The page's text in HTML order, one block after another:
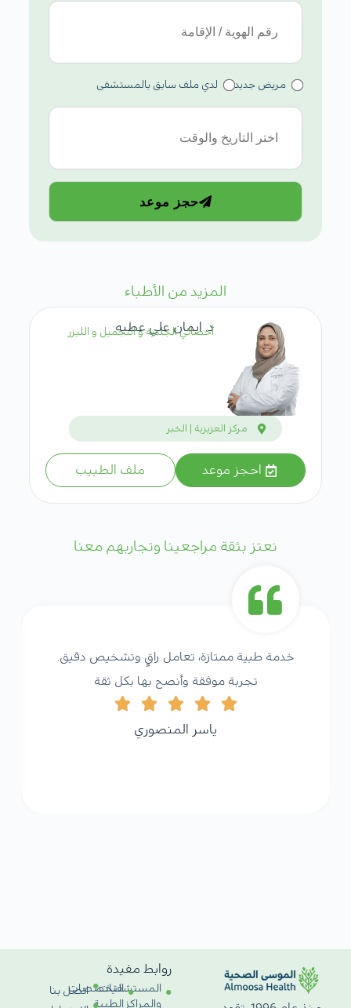
مريض جديد لدي ملف سابق بالمستشفى
حجز موعد
المزيد من الأطباء
د. ايمان علي عطيه
أخصائي الجلدية و التجميل و الليزر
مركز العزيزية | الخبر
احجز موعد ملف الطبيب
نعتز بثقة مراجعينا وتجاربهم معنا
خدمة طبية ممتازة، تعامل راقٍ وتشخيص دقيق.
تجربة موفقة وأنصح بها بكل ثقة
ياسر المنصوري
روابط مفيدة
المستشفيات
والمراكز
التخصصات
الطبية
اتصل بنا